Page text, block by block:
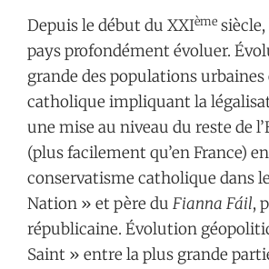
Depuis le début du XXIème
pays profondément évoluer.
grande des populations
catholique impliquant la
une mise au niveau du reste de
(plus facilement qu’en France)
conservatisme catholique dans
Nation » et père du Fianna Fáil,
républicaine. Évolution
Saint » entre la plus grande